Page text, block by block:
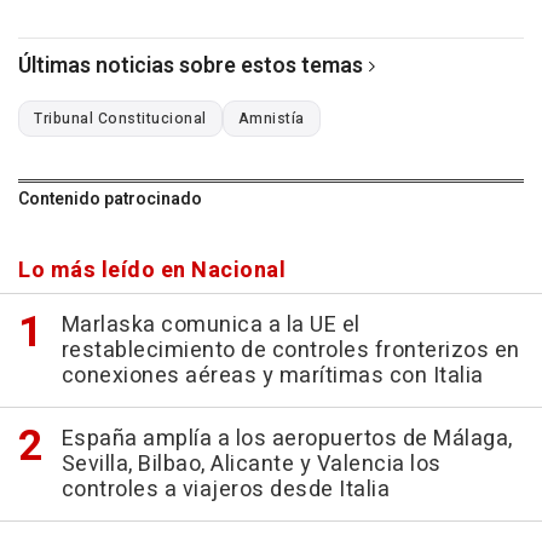
Últimas noticias sobre estos temas
Tribunal Constitucional Amnistía
Contenido patrocinado
Lo más leído en Nacional
Marlaska comunica a la UE el
restablecimiento de controles fronterizos en
conexiones aéreas y marítimas con Italia
España amplía a los aeropuertos de Málaga,
Sevilla, Bilbao, Alicante y Valencia los
controles a viajeros desde Italia